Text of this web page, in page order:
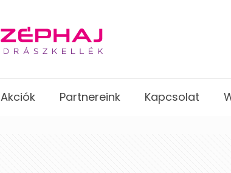
Akciók Partnereink Kapcsolat